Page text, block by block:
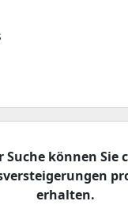
Suche können Sie
erhalten.